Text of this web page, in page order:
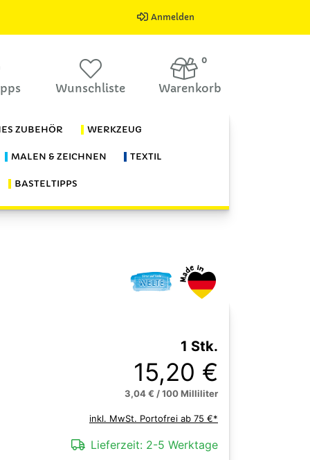
Anmelden
Wunschliste
0
Warenkorb
ZUBEHÖR WERKZEUG
MALEN & ZEICHNEN TEXTIL
BASTELTIPPS
1 Stk.
15,20 €
3,04 € / 100 Milliliter
inkl. MwSt. Portofrei ab 75 €*
Lieferzeit: 2-5 Werktage